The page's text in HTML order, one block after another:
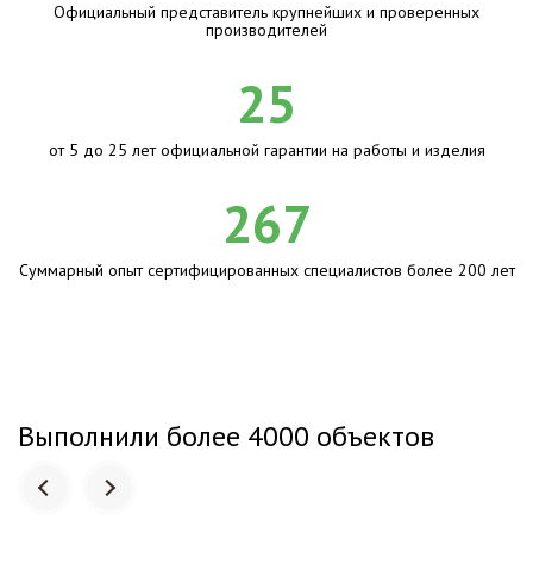
Официальный представитель крупнейших и проверенных
производителей
25
от 5 до 25 лет официальной гарантии на работы и изделия
267
Суммарный опыт сертифицированных специалистов более 200 лет
Выполнили более 4000 объектов